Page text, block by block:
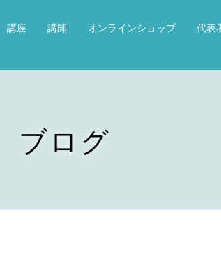
講座 講師 オンラインショップ 代表
ブログ